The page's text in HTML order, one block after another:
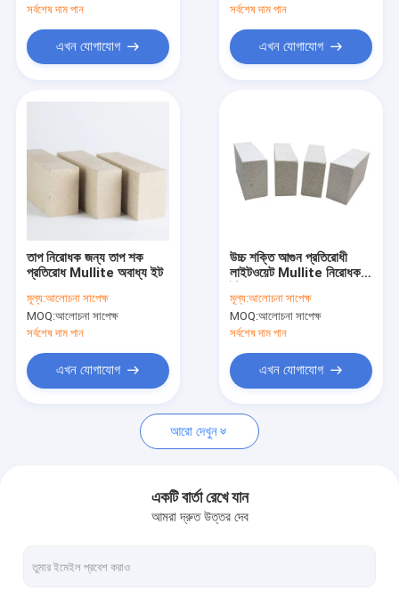
VR প্রদর্শন
আমাদের সম্পর্কে
খবর
ফেরো সিলিকন স্ল্যাগ
সর্বশেষ দাম পান
এখন যোগাযোগ
সর্বশেষ দাম পান
এখন যোগাযোগ
তাপ নিরোধক জন্য তাপ শক
প্রতিরোধ Mullite অবাধ্য ইট
মূল্য:আলোচনা সাপেক্ষ
MOQ:আলোচনা সাপেক্ষ
সর্বশেষ দাম পান
এখন যোগাযোগ
উচ্চ শক্তি আগুন প্রতিরোধী
লাইটওয়েট Mullite নিরোধক
মূল্য:আলোচনা সাপেক্ষ
MOQ:আলোচনা সাপেক্ষ
সর্বশেষ দাম পান
এখন যোগাযোগ
আরো দেখুন
একটি বার্তা রেখে যান
আমরা দ্রুত উত্তর দেব